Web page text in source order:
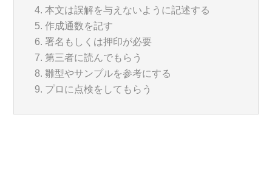
本文は誤解を与えないように記述する
作成通数を記す
署名もしくは押印が必要
第三者に読んでもらう
雛型やサンプルを参考にする
プロに点検をしてもらう